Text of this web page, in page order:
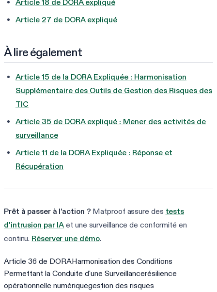
Article 18 de DORA expliqué
Article 27 de DORA expliqué
À lire également
Article 15 de la DORA Expliquée : Harmonisation
Supplémentaire des Outils de Gestion des Risques des
TIC
Article 35 de DORA expliqué : Mener des activités de
surveillance
Article 11 de la DORA Expliquée : Réponse et
Récupération
Prêt à passer à l'action ? Matproof assure des tests
d'intrusion par IA et une surveillance de conformité en
continu. Réserver une démo.
Article 36 de DORAHarmonisation des Conditions
Permettant la Conduite d'une Surveillancerésilience
opérationnelle numériquegestion des risques